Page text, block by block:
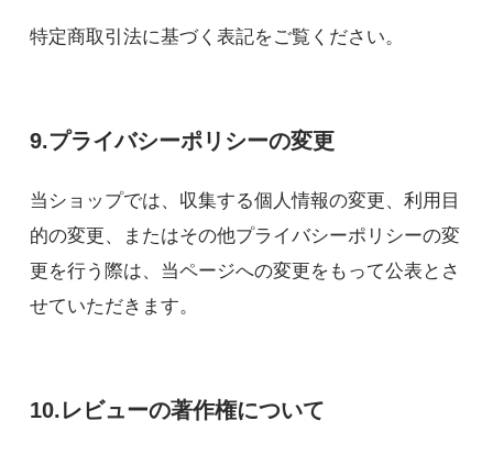
特定商取引法に基づく表記をご覧ください。
9.プライバシーポリシーの変更
当ショップでは、収集する個人情報の変更、利用目
的の変更、またはその他プライバシーポリシーの変
更を行う際は、当ページへの変更をもって公表とさ
せていただきます。
10.レビューの著作権について